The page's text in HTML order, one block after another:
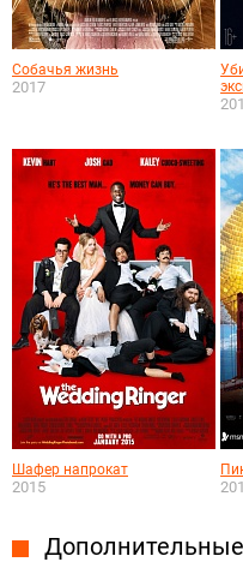
Собачья жизнь
2017
Шафер напрокат
2015